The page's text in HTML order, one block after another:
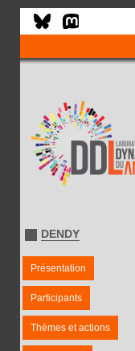
DENDY
Présentation
Participants
Thèmes et actions